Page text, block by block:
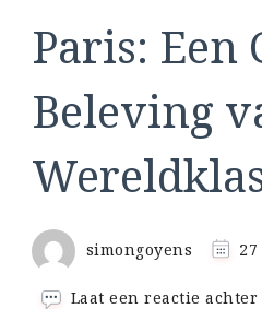
Paris: Een
Beleving
simongoyens
Laat een reactie achter